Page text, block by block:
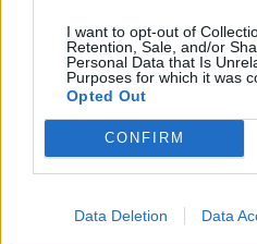
I want to opt-out of
Retention, Sale, and/or
Personal Data that Is
Purposes for which it was
Opted Out
CONFIRM
Data Deletion Data
Commentaires
Voir la vidéo de «I
Concert/Live